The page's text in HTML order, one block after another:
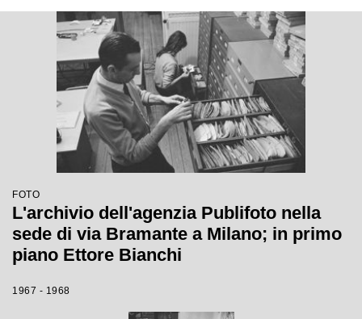
FOTO
L'archivio dell'agenzia Publifoto nella
sede di via Bramante a Milano; in primo
piano Ettore Bianchi
1967 - 1968